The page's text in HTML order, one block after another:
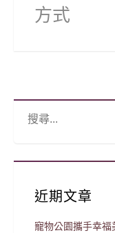
方式
近期文章
寵物公園攜手幸福